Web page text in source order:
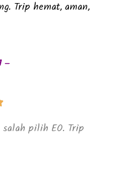
Trip hemat, aman,
–
pilih EO. Trip